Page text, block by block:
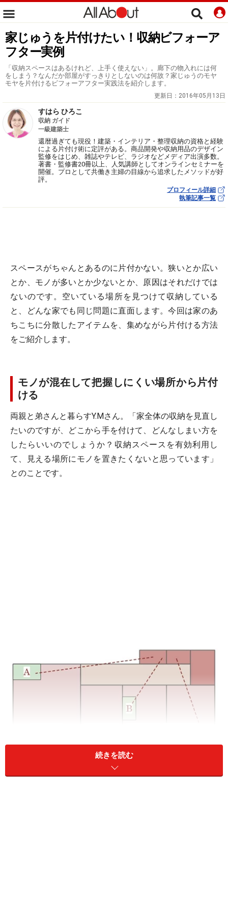
家じゅうを片付けたい！収納ビフォーア
フター実例
「収納スペースはあるけれど、上手く使えない」。廊下の物入れには何
をしまう？なんだか部屋がすっきりとしないのは何故？家じゅうのモヤ
モヤを片付けるビフォーアフター実践法を紹介します。
更新日： 2016年05月13日
すはら ひろこ
収納 ガイド
一級建築士
還暦過ぎても現役！建築・インテリア・整理収納の資格と経験
による片付け術に定評がある。商品開発や収納用品のデザイン
監修をはじめ、雑誌やテレビ、ラジオなどメディア出演多数。
著書・監修書20冊以上、人気講師としてオンラインセミナーを
開催。プロとして共働き主婦の目線から追求したメソッドが好
評。
プロフィール詳細
執筆記事一覧
スペースがちゃんとあるのに片付かない。狭いとか広い
とか、モノが多いとか少ないとか、原因はそれだけでは
ないのです。空いている場所を見つけて収納している
と、どんな家でも同じ問題に直面します。今回は家のあ
ちこちに分散したアイテムを、集めながら片付ける方法
をご紹介します。
モノが混在して把握しにくい場所から片付
ける
両親と弟さんと暮らすY.Mさん。「家全体の収納を見直し
たいのですが、どこから手を付けて、どんなしまい方を
したらいいのでしょうか？収納スペースを有効利用し
て、見える場所にモノを置きたくないと思っています」
とのことです。
続きを読む